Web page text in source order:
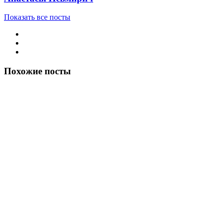
Показать все посты
Похожие посты